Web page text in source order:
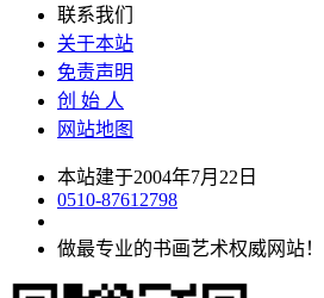
联系我们
关于本站
免责声明
创 始 人
网站地图
本站建于2004年7月22日
0510-87612798
做最专业的书画艺术权威网站！